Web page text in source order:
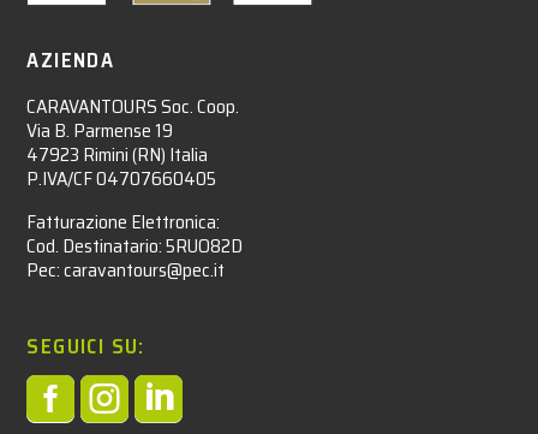
AZIENDA
CARAVANTOURS Soc. Coop.
Via B. Parmense 19
47923 Rimini (RN) Italia
P.IVA/CF 04707660405
Fatturazione Elettronica:
Cod. Destinatario: 5RUO82D
Pec: caravantours@pec.it
SEGUICI SU:
